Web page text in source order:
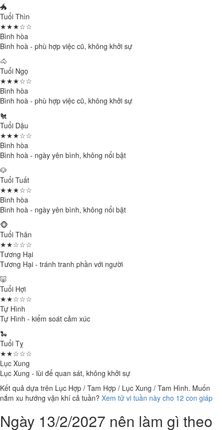
🐲
Tuổi Thìn
★★★☆☆
Bình hòa
Bình hoà - phù hợp việc cũ, không khởi sự
🐴
Tuổi Ngọ
★★★☆☆
Bình hòa
Bình hoà - phù hợp việc cũ, không khởi sự
🐔
Tuổi Dậu
★★★☆☆
Bình hòa
Bình hoà - ngày yên bình, không nổi bật
🐶
Tuổi Tuất
★★★☆☆
Bình hòa
Bình hoà - ngày yên bình, không nổi bật
🐵
Tuổi Thân
★★☆☆☆
Tương Hại
Tương Hại - tránh tranh phần với người
🐷
Tuổi Hợi
★★☆☆☆
Tự Hình
Tự Hình - kiểm soát cảm xúc
🐍
Tuổi Tỵ
★★☆☆☆
Lục Xung
Lục Xung - lùi để quan sát, không khởi sự
Kết quả dựa trên Lục Hợp / Tam Hợp / Lục Xung / Tam Hình. Muốn
nắm xu hướng vận khí cả tuần? Xem tử vi tuần này cho 12 con giáp
Ngày 13/2/2027 nên làm gì theo